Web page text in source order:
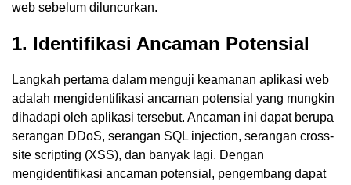
web sebelum diluncurkan.
1. Identifikasi Ancaman Potensial
Langkah pertama dalam menguji keamanan aplikasi web
adalah mengidentifikasi ancaman potensial yang mungkin
dihadapi oleh aplikasi tersebut. Ancaman ini dapat berupa
serangan DDoS, serangan SQL injection, serangan cross-
site scripting (XSS), dan banyak lagi. Dengan
mengidentifikasi ancaman potensial, pengembang dapat